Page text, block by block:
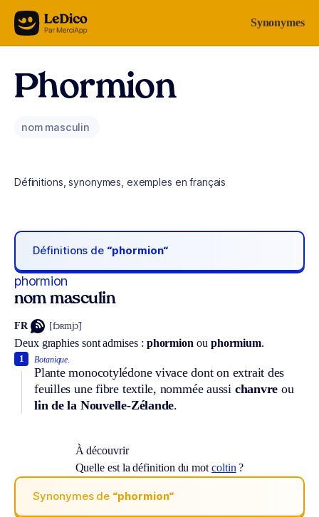
Aller au contenu Synonymes
Phormion
nom masculin
Définitions, synonymes, exemples en français
Définitions de “phormion“
phormion
nom masculin
FR [fɔʀmjɔ̃]
Deux graphies sont admises : phormion ou phormium.
Botanique.
Plante monocotylédone vivace dont on extrait des
feuilles une fibre textile, nommée aussi chanvre ou
lin de la Nouvelle-Zélande.
1
À découvrir
Quelle est la définition du motcoltin ?
Synonymes de “phormion“